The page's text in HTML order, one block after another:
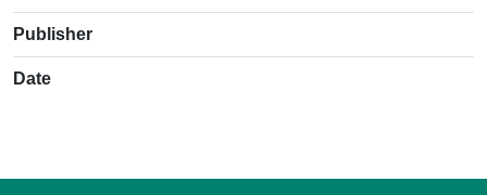
Publisher
Date